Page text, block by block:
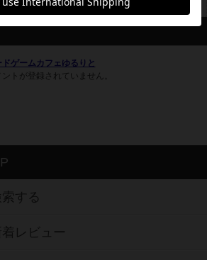
ドゲームカフェゆるりと
ントが登録されていません。
する
レビュー